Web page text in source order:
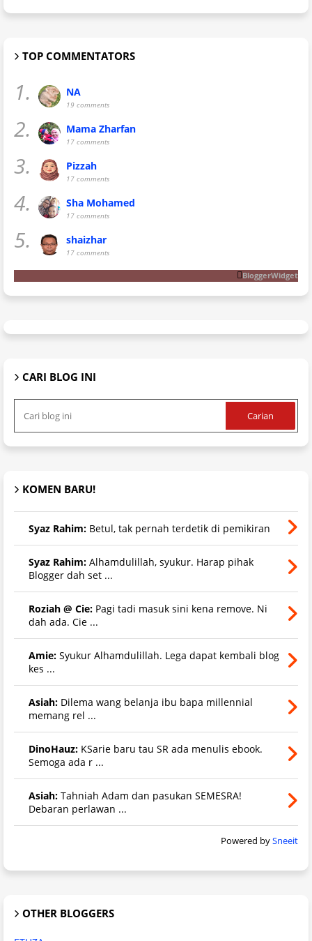
TOP COMMENTATORS
1. NA
19 comments
2. Mama Zharfan
17 comments
3. Pizzah
17 comments
4. Sha Mohamed
17 comments
5. shaizhar
17 comments
BloggerWidget
CARI BLOG INI
KOMEN BARU!
Syaz Rahim: Betul, tak pernah terdetik di pemikiran
Syaz Rahim: Alhamdulillah, syukur. Harap pihak
Blogger dah set ...
Roziah @ Cie: Pagi tadi masuk sini kena remove. Ni
dah ada. Cie ...
Amie: Syukur Alhamdulillah. Lega dapat kembali blog
kes ...
Asiah: Dilema wang belanja ibu bapa millennial
memang rel ...
DinoHauz: KSarie baru tau SR ada menulis ebook.
Semoga ada r ...
Asiah: Tahniah Adam dan pasukan SEMESRA!
Debaran perlawan ...
Powered bySneeit
OTHER BLOGGERS